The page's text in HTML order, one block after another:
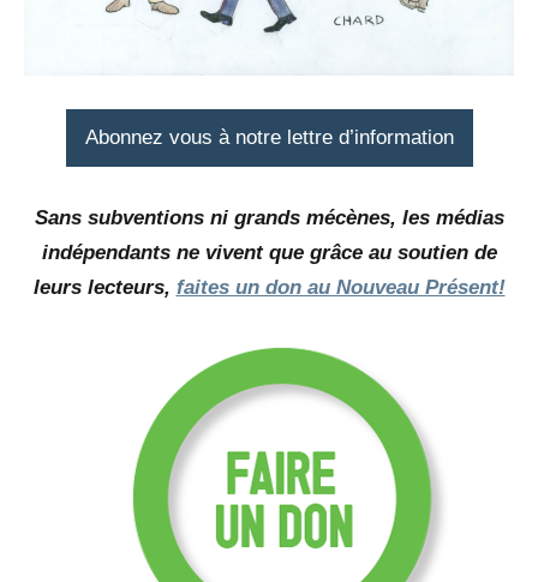
Abonnez vous à notre lettre d’information
Sans subventions ni grands mécènes, les médias
indépendants ne vivent que grâce au soutien de
leurs lecteurs, faites un don au Nouveau Présent!